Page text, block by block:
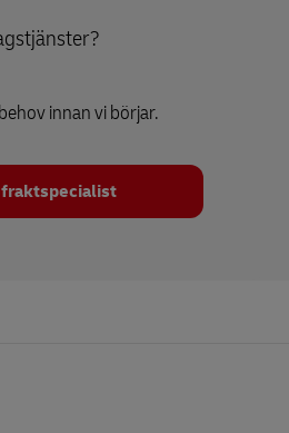
innan vi börjar.